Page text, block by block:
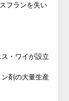
フランを失い
・ワイが設立
剤の大量生産